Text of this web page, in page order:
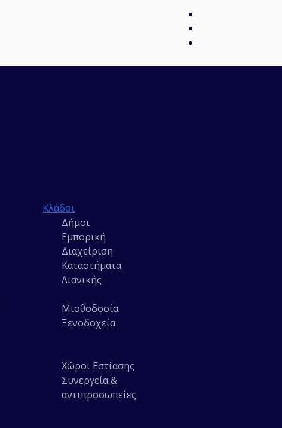
Κλάδοι
Δήμοι
Εμπορική
Διαχείριση
Καταστήματα
Λιανικής
Μισθοδοσία
Ξενοδοχεία
Χώροι Εστίασης
Συνεργεία &
αντιπροσωπείες